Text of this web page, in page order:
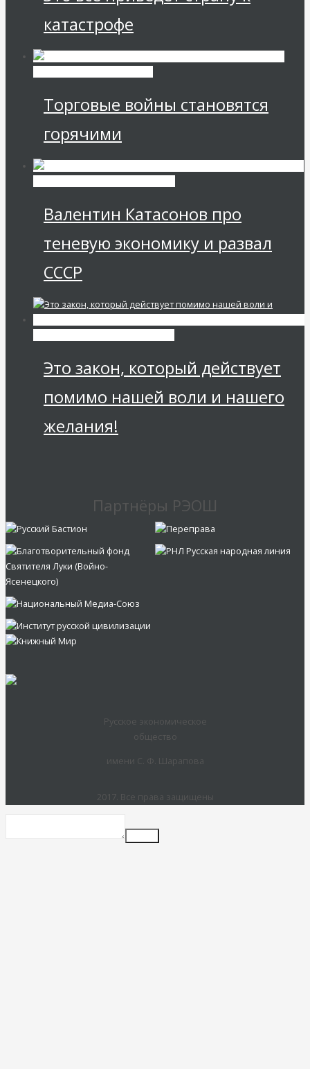
катастрофе
Торговые войны становятся
горячими
Валентин Катасонов про
теневую экономику и развал
СССР
Это закон, который действует
помимо нашей воли и нашего
желания!
Партнёры РЭОШ
Русское экономическое
общество
имени С. Ф. Шарапова
2017. Все права защищены